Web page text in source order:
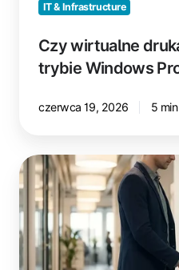
IT & Infrastructure
Czy wirtualne
trybie Windows
czerwca 19, 2026 5
Czy
Follow-
Me
Pull
Printing